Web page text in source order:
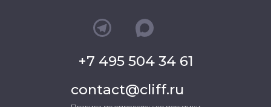
+7 495 504 34 61
contact@cliff.ru